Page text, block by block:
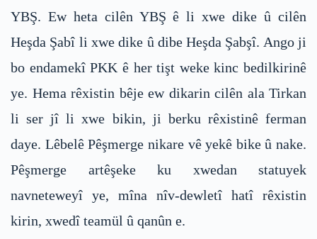
YBŞ. Ew heta cilên YBŞ ê li xwe dike û cilên
Heşda Şabî li xwe dike û dibe Heşda Şabşî. Ango ji
bo endamekî PKK ê her tişt weke kinc bedilkirinê
ye. Hema rêxistin bêje ew dikarin cilên ala Tirkan
li ser jî li xwe bikin, ji berku rêxistinê ferman
daye. Lêbelê Pêşmerge nikare vê yekê bike û nake.
Pêşmerge artêşeke ku xwedan statuyek
navneteweyî ye, mîna nîv-dewletî hatî rêxistin
kirin, xwedî teamül û qanûn e.